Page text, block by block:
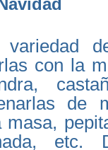
con la
de
etc.